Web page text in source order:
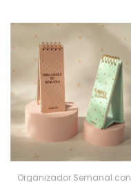
Organizador Semanal con